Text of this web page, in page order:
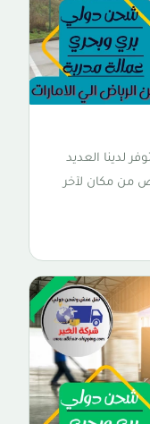
لدينا العديد
من مكان لآخر